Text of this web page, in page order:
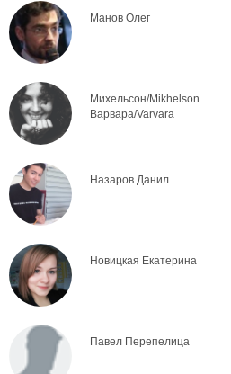
Манов Олег
Михельсон/Mikhelson
Варвара/Varvara
Назаров Данил
Новицкая Екатерина
Павел Перепелица